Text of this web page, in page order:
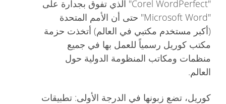
"Corel WordPerfect" الذي تفوق بجدارة على
"Microsoft Word" حتى أن الأمم المتحدة
(أكبر مستخدم مكتبي في العالم) أتخذت حزمة
مكتب كوريل رسمياً للعمل بها في جميع
منظمات ومكاتب المنظومة الدولية حول
العالم.
كوريل، تضع زبونها في الدرجة الأولى: تطبيقات